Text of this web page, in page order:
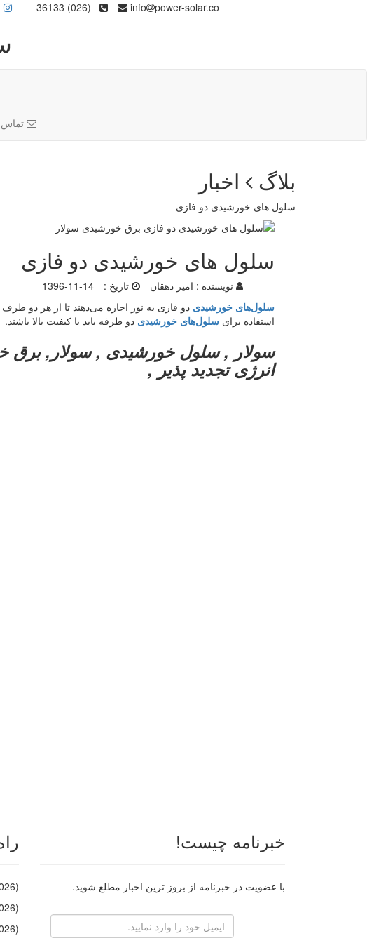
info power-solar.co
(026) 36133
تماس
بلاگ اخبار
سلول های خورشیدی دو فازی
سلول های خورشیدی دو فازی
نویسنده : امیر دهقان تاریخ :
1396-11-14
سلول‌های خورشیدی دو فازی به نور اجازه می‌دهند تا از هر دو
استفاده برای سلول‌های خورشیدی دو طرفه باید با کیفیت بالا باشند.
سولار , سلول خورشیدی , سولار, برق
انرژی تجدید پذیر ,
(026) 36133
(026) 34208006
(026) 36133
خبرنامه چیست!
با عضویت در خبرنامه از بروز ترین اخبار مطلع شوید.